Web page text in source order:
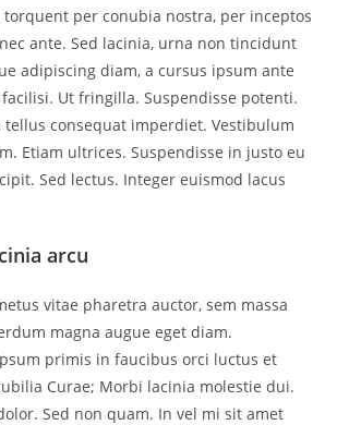
per conubia nostra, per inceptos
ante. Sed lacinia, urna non tincidunt
adipiscing diam, a cursus ipsum ante
Ut fringilla. Suspendisse potenti.
consequat imperdiet. Vestibulum
Etiam ultrices. Suspendisse in justo eu
Sed lectus. Integer euismod lacus
arcu
vitae pharetra auctor, sem massa
magna augue eget diam.
primis in faucibus orci luctus et
Curae; Morbi lacinia molestie dui.
Sed non quam. In vel mi sit amet